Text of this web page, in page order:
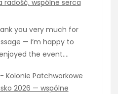
radość, wspólne serca
you very much for
— I’m happy to
the event.…
- Kolonie Patchworkowe
2026 — wspólne